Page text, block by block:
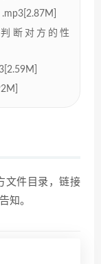
断对方的性
文件目录，链接
知。